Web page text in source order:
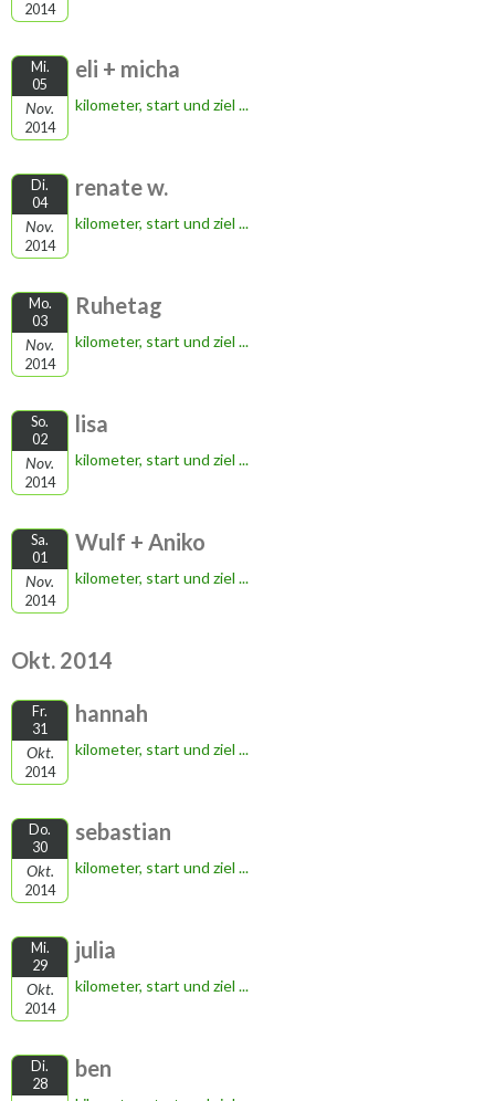
2014
Mi.
05
Nov.
2014
eli + micha
kilometer, start und ziel ...
Di.
04
Nov.
2014
renate w.
kilometer, start und ziel ...
Mo.
03
Nov.
2014
Ruhetag
kilometer, start und ziel ...
So.
02
Nov.
2014
lisa
kilometer, start und ziel ...
Sa.
01
Nov.
2014
Wulf + Aniko
kilometer, start und ziel ...
Okt. 2014
Fr.
31
Okt.
2014
hannah
kilometer, start und ziel ...
Do.
30
Okt.
2014
sebastian
kilometer, start und ziel ...
Mi.
29
Okt.
2014
julia
kilometer, start und ziel ...
Di.
28
ben